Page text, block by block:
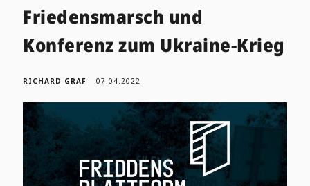
Friedensmarsch und
Konferenz zum Ukraine-Krieg
RICHARD GRAF 07.04.2022